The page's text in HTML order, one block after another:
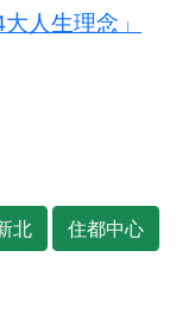
人生理念」
北
住都中心